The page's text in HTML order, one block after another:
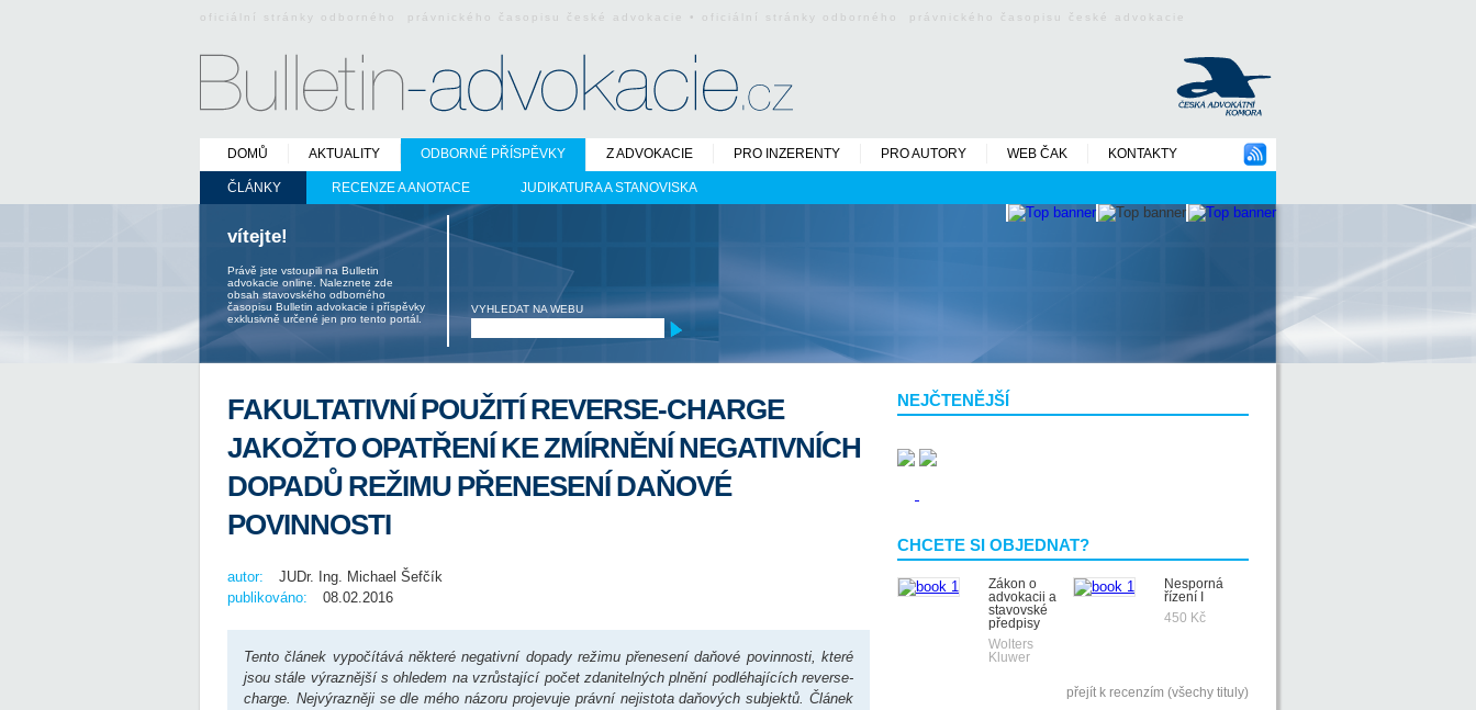
oficiální stránky odborného právnického časopisu české advokacie • oficiální stránky odborného právnického časopisu české advokacie
DOMŮ AKTUALITY ODBORNÉ PŘÍSPĚVKY
ČLÁNKY RECENZE A ANOTACE JUDIKATURA A STANOVISKA
Z ADVOKACIE PRO INZERENTY PRO AUTORY WEB ČAK KONTAKTY
vítejte!
Právě jste vstoupili na Bulletin
advokacie online. Naleznete zde
obsah stavovského odborného
časopisu Bulletin advokacie i příspěvky
exklusivně určené jen pro tento portál.
VYHLEDAT NA WEBU
NEJČTENĚJŠÍ
CHCETE SI OBJEDNAT?
Zákon o
advokacii a
stavovské
předpisy
Wolters
Kluwer
Nesporná
řízení I
450 Kč
přejít k recenzím (všechy tituly)
FAKULTATIVNÍ POUŽITÍ REVERSE-CHARGE
JAKOŽTO OPATŘENÍ KE ZMÍRNĚNÍ NEGATIVNÍCH
DOPADŮ REŽIMU PŘENESENÍ DAŇOVÉ
POVINNOSTI
autor:
JUDr. Ing. Michael Šefčík
publikováno:
08.02.2016
Tento článek vypočítává některé negativní dopady režimu přenesení daňové povinnosti, které
jsou stále výraznější s ohledem na vzrůstající počet zdanitelných plnění podléhajících reverse-
charge. Nejvýrazněji se dle mého názoru projevuje právní nejistota daňových subjektů. Článek